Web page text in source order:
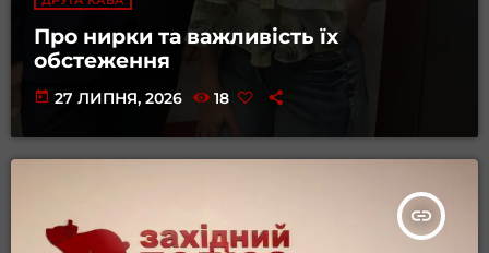
Про нирки та важливість їх
обстеження
today 27 ЛИПНЯ, 2026 18
insert_link